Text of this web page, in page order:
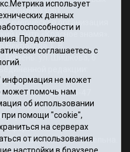
организация
центр «Красное знамя».
Некрасова Т. В.
ул. Шишкова, 6
редакции:
69-56-73, 69-56-47
учреждении
оферта
на сайт обязательна.
использует
данных
и
Продолжая
соглашаетесь с
информация не может
может помочь нам
об использовании
при помощи "cookie",
на серверах
от использования